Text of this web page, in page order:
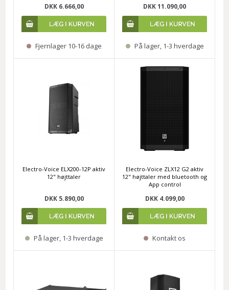
DKK 6.666,00
Fjernlager 10-16 dage
DKK 11.090,00
På lager, 1-3 hverdage
Electro-Voice ELX200-12P aktiv
12" højttaler
DKK 5.890,00
På lager, 1-3 hverdage
Electro-Voice ZLX12 G2 aktiv
12" højttaler med bluetooth og
App control
DKK 4.099,00
Kontakt os